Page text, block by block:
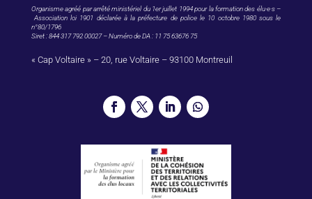
Organisme agréé par arrêté ministériel du 1er juillet 1994 pour la formation des élu·e·s –
Association loi 1901 déclarée à la préfecture de police le 10 octobre 1980 sous le
n°80/1796
Siret : 844 317 792 00027 – Numéro de DA : 11 75 63676 75
« Cap Voltaire » – 20, rue Voltaire – 93100 Montreuil